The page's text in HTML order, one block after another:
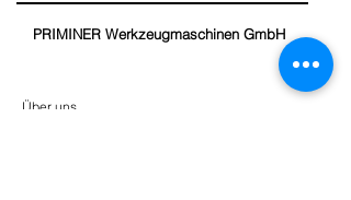
PRIMINER Werkzeugmaschinen GmbH
Über uns